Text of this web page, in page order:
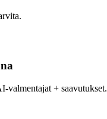
valmentajat + saavutukset.